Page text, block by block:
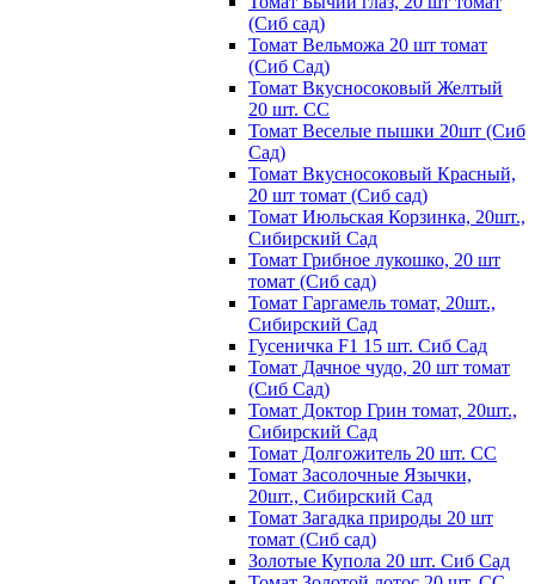
(Сиб сад)
Томат Вельможа 20 шт томат
(Сиб Сад)
Томат Вкусносоковый Желтый
20 шт. СС
Томат Веселые пышки 20шт (Сиб
Сад)
Томат Вкусносоковый Красный,
20 шт томат (Сиб сад)
Томат Июльская Корзинка, 20шт.,
Сибирский Сад
Томат Грибное лукошко, 20 шт
томат (Сиб сад)
Томат Гаргамель томат, 20шт.,
Сибирский Сад
Гусеничка F1 15 шт. Сиб Сад
Томат Дачное чудо, 20 шт томат
(Сиб Сад)
Томат Доктор Грин томат, 20шт.,
Сибирский Сад
Томат Долгожитель 20 шт. СС
Томат Засолочные Язычки,
20шт., Сибирский Сад
Томат Загадка природы 20 шт
томат (Сиб сад)
Золотые Купола 20 шт. Сиб Сад